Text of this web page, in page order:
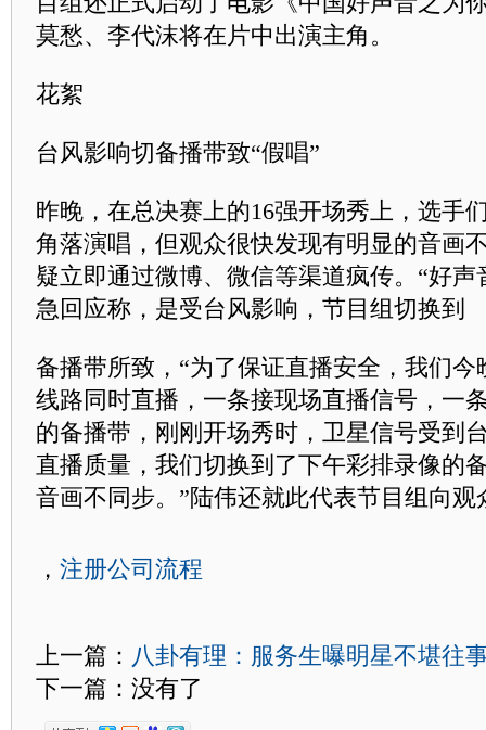
莫愁、李代沫将在片中出演主角。
花絮
台风影响切备播带致“假唱”
昨晚，在总决赛上的16强开场秀上，选手
角落演唱，但观众很快发现有明显的音画
疑立即通过微博、微信等渠道疯传。“好声
急回应称，是受台风影响，节目组切换到
备播带所致，“为了保证直播安全，我们今
线路同时直播，一条接现场直播信号，一
的备播带，刚刚开场秀时，卫星信号受到
直播质量，我们切换到了下午彩排录像的
音画不同步。”陆伟还就此代表节目组向观
， 注册公司流程
上一篇： 八卦有理：服务生曝明星不堪往
下一篇：没有了